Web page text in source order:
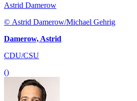
Astrid Damerow
© Astrid Damerow/Michael Gehrig
Damerow, Astrid
CDU/CSU
()